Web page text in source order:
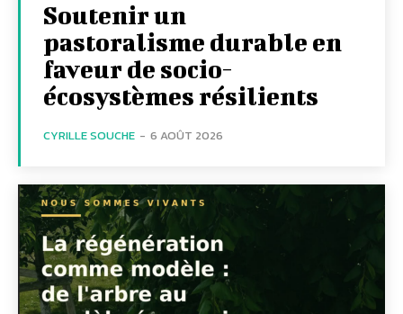
Soutenir un
pastoralisme durable en
faveur de socio-
écosystèmes résilients
CYRILLE SOUCHE - 6 AOÛT 2026